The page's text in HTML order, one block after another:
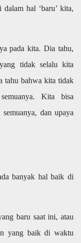
hal ‘baru’ kita,
pada kita. Dia tahu,
tidak selalu kita
tahu bahwa kita tidak
Kita bisa
dan upaya
banyak hal baik di
baru saat ini, atau
yang baik di waktu